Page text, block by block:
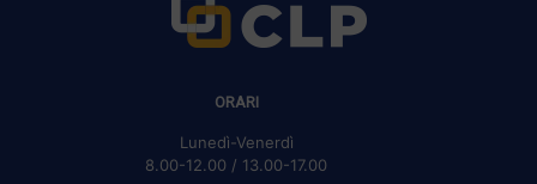
ORARI
Lunedì-Venerdì
8.00-12.00 / 13.00-17.00